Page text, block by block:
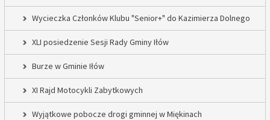
Wycieczka Członków Klubu "Senior+" do Kazimierza Dolnego
XLI posiedzenie Sesji Rady Gminy Iłów
Burze w Gminie Iłów
XI Rajd Motocykli Zabytkowych
Wyjątkowe pobocze drogi gminnej w Miękinach